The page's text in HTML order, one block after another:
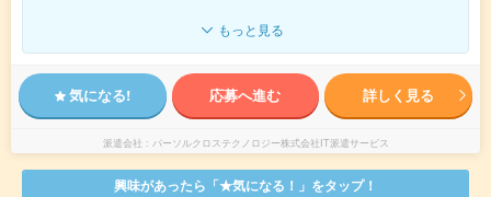
もっと見る
気になる! 応募へ進む 詳しく見る
派遣会社 パーソルクロステクノロジー株式会社IT派遣サービス
興味があったら「★気になる！」をタップ！